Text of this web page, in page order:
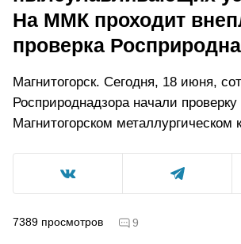
На ММК проходит
проверка
Магнитогорск. Сегодня, 18 июня,
Росприроднадзора начали проверку
Магнитогорском металлургическом
7389 просмотров 9